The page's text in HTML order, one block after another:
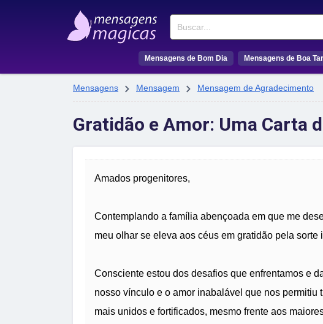
Buscar
Mensagens de Bom Dia Mensagens de Boa
Mensagens  Mensagem  Mensagem de Agradecimento
Gratidão e Amor: Uma Carta
Amados progenitores,
Contemplando a família abençoada em que me
meu olhar se eleva aos céus em gratidão pela sorte
Consciente estou dos desafios que enfrentamos e
nosso vínculo e o amor inabalável que nos permitiu
mais unidos e fortificados, mesmo frente aos